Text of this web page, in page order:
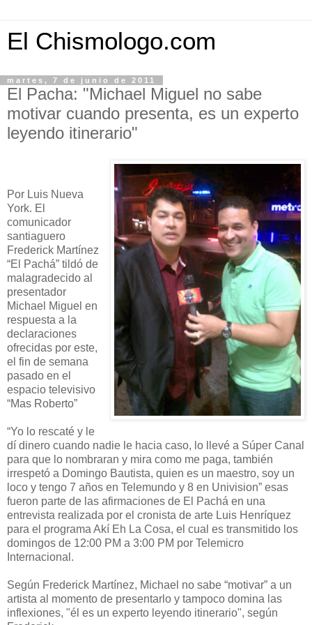
El Chismologo.com
martes, 7 de junio de 2011
El Pacha: "Michael Miguel no sabe
motivar cuando presenta, es un experto
leyendo itinerario"
Por Luis Nueva
York. El
comunicador
santiaguero
Frederick Martínez
“El Pachá” tildó de
malagradecido al
presentador
Michael Miguel en
respuesta a la
declaraciones
ofrecidas por este,
el fin de semana
pasado en el
espacio televisivo
“Mas Roberto”
“Yo lo rescaté y le
dí dinero cuando nadie le hacia caso, lo llevé a Súper Canal
para que lo nombraran y mira como me paga, también
irrespetó a Domingo Bautista, quien es un maestro, soy un
loco y tengo 7 años en Telemundo y 8 en Univision” esas
fueron parte de las afirmaciones de El Pachá en una
entrevista realizada por el cronista de arte Luis Henríquez
para el programa Akí Eh La Cosa, el cual es transmitido los
domingos de 12:00 PM a 3:00 PM por Telemicro
Internacional.
Según Frederick Martínez, Michael no sabe “motivar” a un
artista al momento de presentarlo y tampoco domina las
inflexiones, "él es un experto leyendo itinerario", según